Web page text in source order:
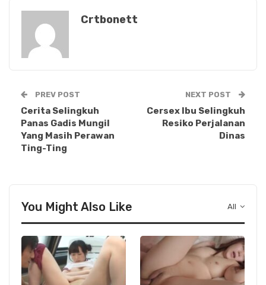
Crtbonett
PREV POST
Cerita Selingkuh
Panas Gadis Mungil
Yang Masih Perawan
Ting-Ting
NEXT POST
Cersex Ibu Selingkuh
Resiko Perjalanan
Dinas
All
You Might Also Like